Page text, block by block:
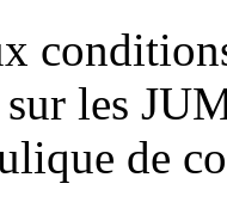
les
de